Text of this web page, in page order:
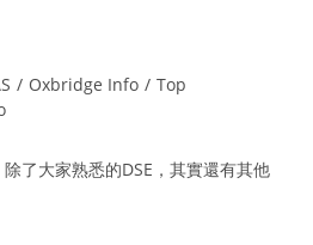
/ Oxbridge Info / Top
了大家熟悉的DSE，其實還有其他